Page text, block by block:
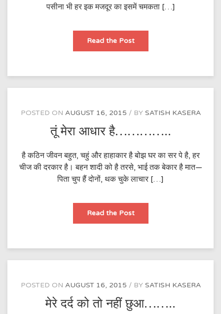
पसीना भी हर इक मजदूर का इसमें चमकता […]
Read the Postपसीना
हर
का………….
POSTED ON AUGUST 16, 2015 BY SATISH KASERA
तूं मेरा आधार है…………..
है कठिन जीवन बहुत, चहुं और हाहाकार है बोझ घर का सर पे है, हर
चीज की दरकार है। बहन शादी को है तरसे, भाई तक बेकार है मात—
पिता चुप हैं दोनों, थक चुके लाचार […]
Read the Postतूं
आधार
POSTED ON AUGUST 16, 2015 BY SATISH KASERA
मेरे दर्द को तो नहीं छुआ……..